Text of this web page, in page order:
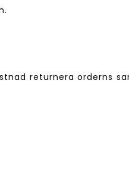
returnera orderns